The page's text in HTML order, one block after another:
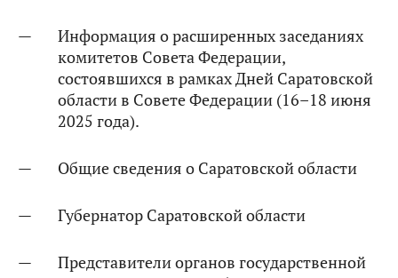
Информация о расширенных заседаниях
комитетов Совета Федерации,
состоявшихся в рамках Дней Саратовской
области в Совете Федерации (16–18 июня
2025 года).
Общие сведения о Саратовской области
Губернатор Саратовской области
Представители органов государственной